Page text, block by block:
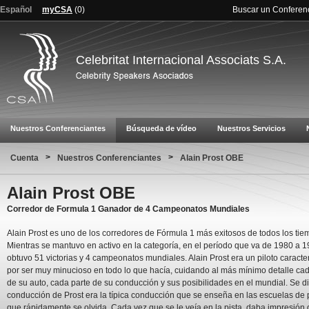
Español myCSA (0) Buscar un
Celebritat Internacional Associats S.A.
Nuestros Conferenciantes Búsqueda de vídeo Nuestros Servicios
Cuenta > Nuestros Conferenciantes > Alain Prost OBE
Alain Prost OBE
Corredor de Formula 1 Ganador de 4 Campeonatos Mundiales
Alain Prost es uno de los corredores de Fórmula 1 más exitosos de todos los
Mientras se mantuvo en activo en la categoría, en el período que va de 1980 a
obtuvo 51 victorias y 4 campeonatos mundiales. Alain Prost era un piloto
por ser muy minucioso en todo lo que hacía, cuidando al más mínimo detalle
de su auto, cada parte de su conducción y sus posibilidades en el mundial. Se
conducción de Prost era la típica conducción que se enseña en las escuelas de